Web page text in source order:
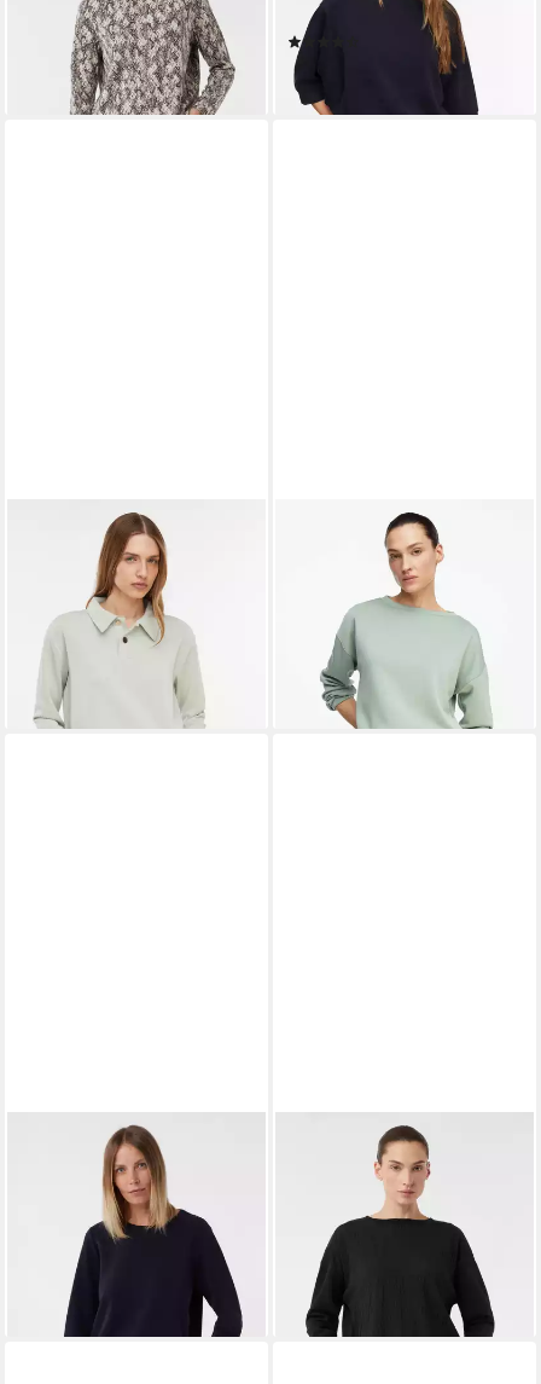
ab 68,52 €
leider ausverkauft
dekorativen Nahtdetails
59,39 €
leider ausverkauft
Sweatshirt Sweatshirt Softes
Sweatshirt mit Polokragen
ab 63,99 €
UVP79,99 €
-20%
lieferbar - in 3-4 Werktagen bei dir
Sweatshirt Sweatshirt
Weiches Sweatshirt mit
Faltendetail am Arm
ab 50,99 €
-15%
lieferbar - in 3-4 Werktagen bei dir
Sweatshirt Sweatshirt
Weiches Sweatshirt mit 3/4-
leider ausverkauft
Sweatshirt Sweatshirt
Leichtes Sweatshirt im Fabric
ab 65,79 €
leider ausverkauft